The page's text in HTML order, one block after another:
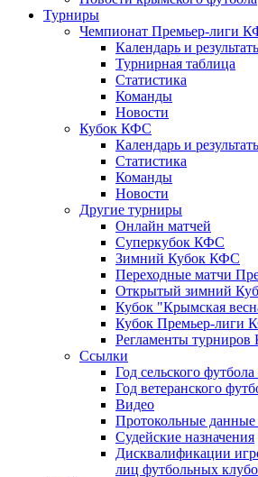
Турниры
Чемпионат Премьер-лиги
Календарь и
Турнирная таблица
Статистика
Команды
Новости
Кубок КФС
Календарь и
Статистика
Команды
Новости
Другие турниры
Онлайн матчей
Суперкубок КФС
Зимний Кубок КФС
Переходные матчи
Открытый зимний
Кубок "Крымская
Кубок Премьер-лиги
Регламенты
Ссылки
Год сельского футбола
Год ветеранского
Видео
Протокольные данные
Судейские назначения
Дисквалификации
лиц футбольных